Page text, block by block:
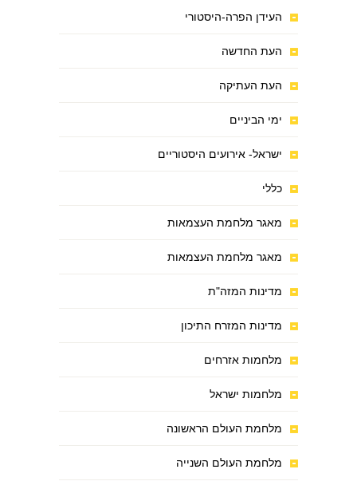
העידן הפרה-היסטורי
העת החדשה
העת העתיקה
ימי הביניים
ישראל- אירועים היסטוריים
כללי
מאגר מלחמת העצמאות
מאגר מלחמת העצמאות
מדינות המזה"ת
מדינות המזרח התיכון
מלחמות אזרחים
מלחמות ישראל
מלחמת העולם הראשונה
מלחמת העולם השנייה